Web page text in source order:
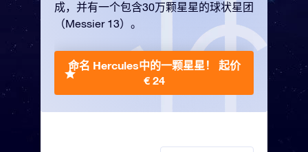
成，并有一个包含30万颗星星的球状星团
（Messier 13）。
命名 Hercules中的一颗星星！ 起价
€ 24